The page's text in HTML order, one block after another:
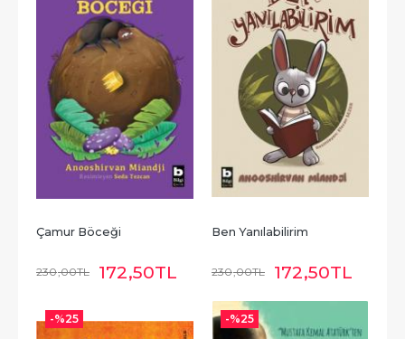
Çamur Böceği
230,00TL 172,50TL
Ben Yanılabilirim
230,00TL 172,50TL
-%25 -%25